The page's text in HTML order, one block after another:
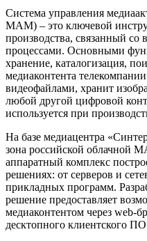
Система управления
МАМ) – это ключевой
производства, связанный со
процессами. Основными
хранение, каталогизация,
медиаконтента
видеофайлами, хранит
любой другой цифровой
используется при
На базе медиацентра
зона российской облачной
аппаратный комплекс
решениях: от серверов и
прикладных программ.
решение предоставляет
медиаконтентом через web-
десктопного клиентского